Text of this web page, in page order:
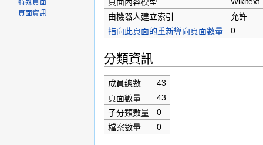
由機器人建立索引
允許
指向此頁面的重新導向頁面數量
0
分類資訊
成員總數
43
頁面數量
43
子分類數量
0
檔案數量
0
特殊頁面
頁面資訊